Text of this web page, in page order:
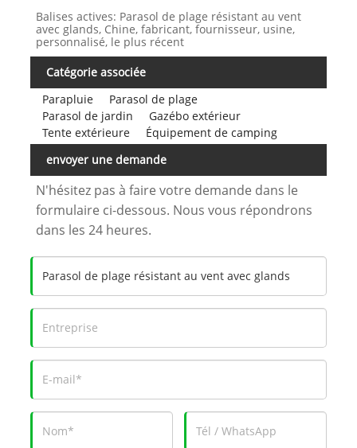
Balises actives: Parasol de plage résistant au vent
avec glands, Chine, fabricant, fournisseur, usine,
personnalisé, le plus récent
Catégorie associée
Parapluie
Parasol de plage
Parasol de jardin
Gazébo extérieur
Tente extérieure
Équipement de camping
envoyer une demande
N'hésitez pas à faire votre demande dans le
formulaire ci-dessous. Nous vous répondrons
dans les 24 heures.